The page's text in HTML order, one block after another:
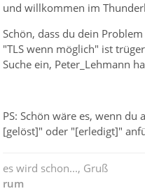
und willkommen im
Schön, dass du dein
"TLS wenn möglich" ist
Suche ein, Peter_Lehmann
PS: Schön wäre es, wenn
[gelöst]" oder "[erledigt]"
es wird schon..., Gruß
rum